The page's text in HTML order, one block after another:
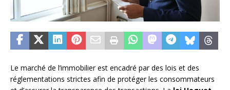
Le marché de l’immobilier est encadré par des lois et des
réglementations strictes afin de protéger les consommateurs